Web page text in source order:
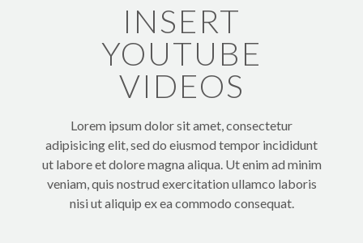
INSERT
YOUTUBE
VIDEOS
Lorem ipsum dolor sit amet, consectetur
adipisicing elit, sed do eiusmod tempor incididunt
ut labore et dolore magna aliqua. Ut enim ad minim
veniam, quis nostrud exercitation ullamco laboris
nisi ut aliquip ex ea commodo consequat.